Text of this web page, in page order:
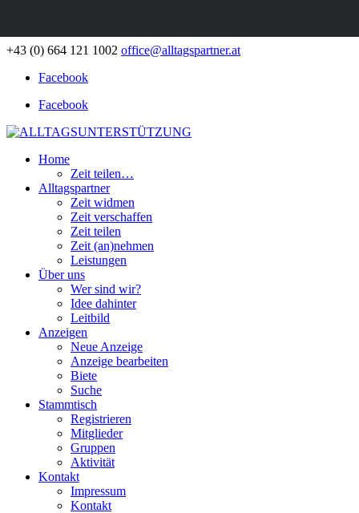
+43 (0) 664 121 1002 office@alltagspartner.at
Facebook
Facebook
Home
Zeit teilen…
Alltagspartner
Zeit widmen
Zeit verschaffen
Zeit teilen
Zeit (an)nehmen
Leistungen
Über uns
Wer sind wir?
Idee dahinter
Leitbild
Anzeigen
Neue Anzeige
Anzeige bearbeiten
Biete
Suche
Stammtisch
Registrieren
Mitglieder
Gruppen
Aktivität
Kontakt
Impressum
Kontakt